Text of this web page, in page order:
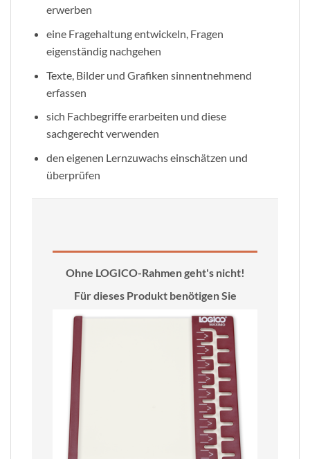
erwerben
eine Fragehaltung entwickeln, Fragen
eigenständig nachgehen
Texte, Bilder und Grafiken sinnentnehmend
erfassen
sich Fachbegriffe erarbeiten und diese
sachgerecht verwenden
den eigenen Lernzuwachs einschätzen und
überprüfen
Ohne LOGICO-Rahmen geht's nicht!
Für dieses Produkt benötigen Sie